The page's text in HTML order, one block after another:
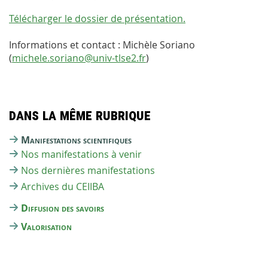
Télécharger le dossier de présentation.
Informations et contact : Michèle Soriano
(michele.soriano@univ-tlse2.fr)
Dans la même rubrique
Manifestations scientifiques
Nos manifestations à venir
Nos dernières manifestations
Archives du CEIIBA
Diffusion des savoirs
Valorisation